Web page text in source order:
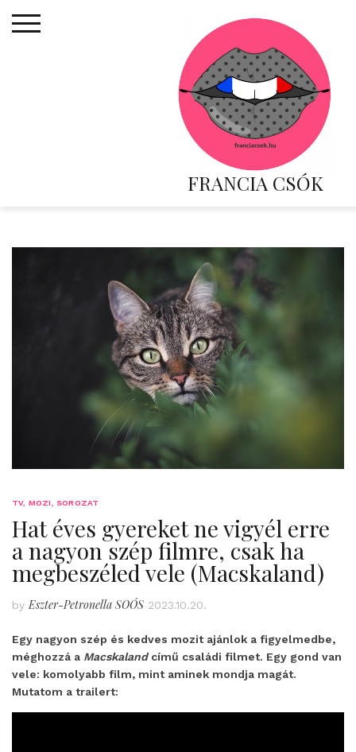
FRANCIA CSÓK
TV, MOZI, SOROZAT
Hat éves gyereket ne vigyél erre
a nagyon szép filmre, csak ha
megbeszéled vele (Macskaland)
by Eszter-Petronella SOÓS 2023.10.20.
Egy nagyon szép és kedves mozit ajánlok a figyelmedbe,
méghozzá a Macskalandcímű családi filmet. Egy gond van
vele: komolyabb film, mint aminek mondja magát.
Mutatom a trailert: